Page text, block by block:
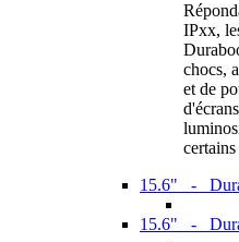
IPxx,
chocs,
et de
15.6" -
15.6" -